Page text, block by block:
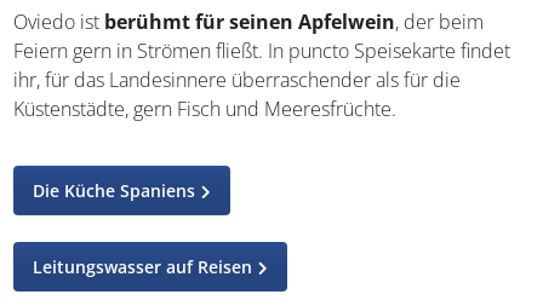
Oviedo ist berühmt für seinen Apfelwein, der beim
Feiern gern in Strömen fließt. In puncto Speisekarte findet
ihr, für das Landesinnere überraschender als für die
Küstenstädte, gern Fisch und Meeresfrüchte.
Die Küche Spaniens
Leitungswasser auf Reisen